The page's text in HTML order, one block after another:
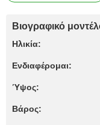
Βιογραφικό
Ηλικία:
Ενδιαφέρομαι:
Ύψος:
Βάρος: